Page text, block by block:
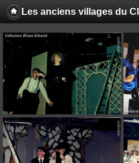
Les anciens villages du